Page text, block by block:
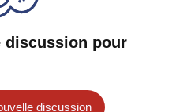
discussion pour
discussion